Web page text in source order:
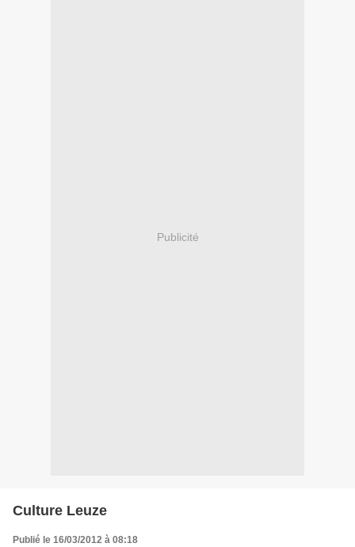
Publicité
Culture Leuze
Publié le 16/03/2012 à 08:18